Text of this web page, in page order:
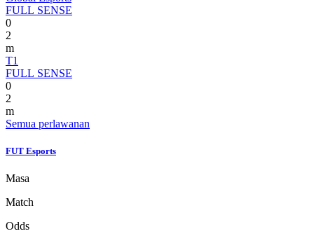
FULL SENSE
0
2
m
T1
FULL SENSE
0
2
m
Semua perlawanan
FUT Esports
Masa
Match
Odds